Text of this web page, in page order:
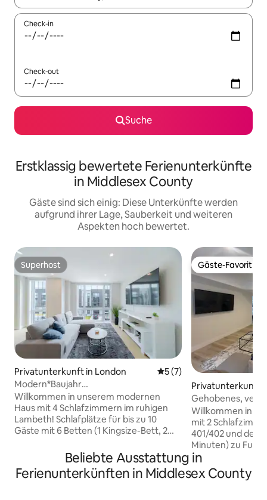
Check-in
Check-out
Suche
Erstklassig bewertete Ferienunterkünfte
in Middlesex County
Gäste sind sich einig: Diese Unterkünfte werden
aufgrund ihrer Lage, Sauberkeit und weiteren
Aspekten hoch bewertet.
Superhost
Superhost
Privatunterkunft in London Durchschnittliche
5 (7)
Modern*Baujahr
2026*TV75”*Schlafplätze für
10*Terrasse*Wäsche
Willkommen in unserem modernen
Haus mit 4 Schlafzimmern im ruhigen
Lambeth! Schlafplätze für bis zu 10
Gäste mit 6 Betten (1 Kingsize-Bett, 2
ein Schlafsofa). Genieße 3,5
Badezimmer, eine voll ausgestattete
Küche, ein geräumiges Wohnzimmer,
Gäste-Favorit
Gäste-Favorit
Privatunterkunft
Gehobenes,
Schlafzimmern
Willkommen in
mit 2
401/402 und dem
Minuten) zu Fuß
schönes Haus
Große
Platz, um mobil mit Highspeed-
Beliebte Ausstattung in
Ferienunterkünften in Middlesex County